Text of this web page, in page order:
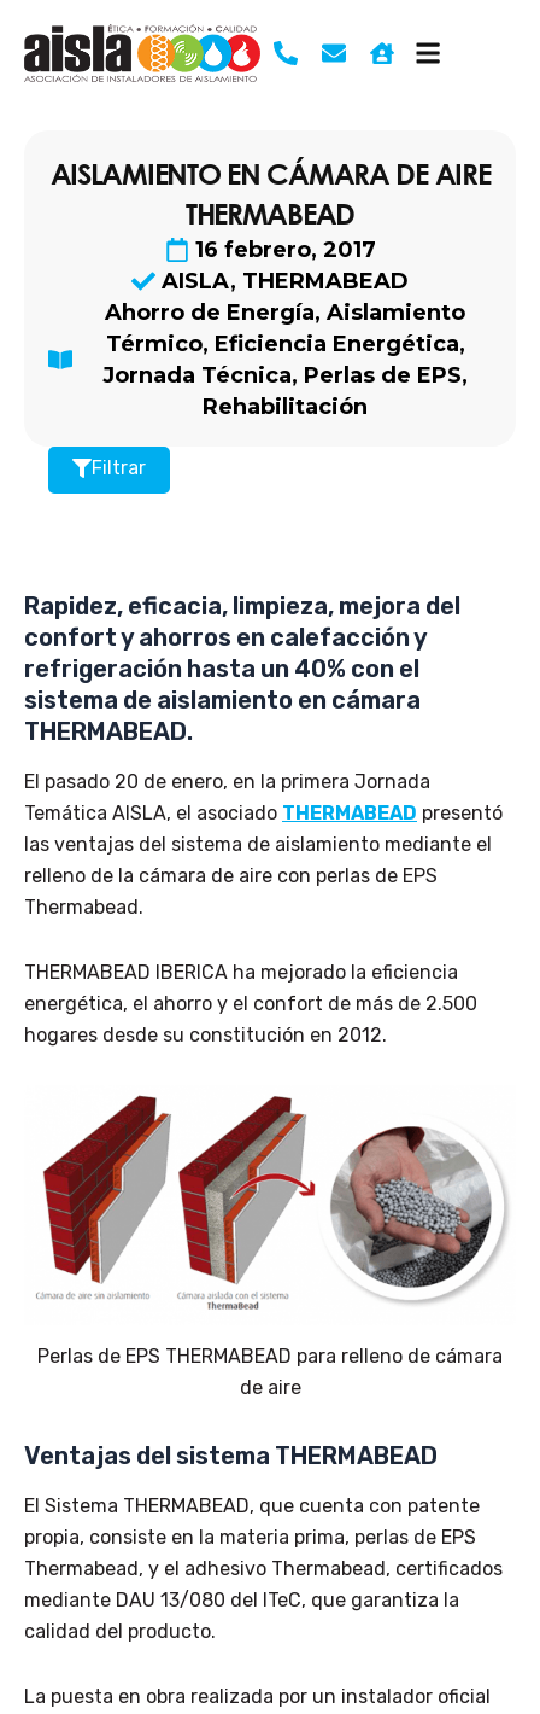
contenido
AISLAMIENTO EN CÁMARA DE AIRE
THERMABEAD
16 febrero, 2017
AISLA, THERMABEAD
Ahorro de Energía, Aislamiento
Térmico, Eficiencia Energética,
Jornada Técnica, Perlas de EPS,
Rehabilitación
Filtrar
Rapidez, eficacia, limpieza, mejora del
confort y ahorros en calefacción y
refrigeración hasta un 40% con el
sistema de aislamiento en cámara
THERMABEAD.
El pasado 20 de enero, en la primera Jornada
Temática AISLA, el asociado THERMABEAD presentó
las ventajas del sistema de aislamiento mediante el
relleno de la cámara de aire con perlas de EPS
Thermabead.
THERMABEAD IBERICA ha mejorado la eficiencia
energética, el ahorro y el confort de más de 2.500
hogares desde su constitución en 2012.
Perlas de EPS THERMABEAD para relleno de cámara
de aire
Ventajas del sistema THERMABEAD
El Sistema THERMABEAD, que cuenta con patente
propia, consiste en la materia prima, perlas de EPS
Thermabead, y el adhesivo Thermabead, certificados
mediante DAU 13/080 del ITeC, que garantiza la
calidad del producto.
La puesta en obra realizada por un instalador oficial